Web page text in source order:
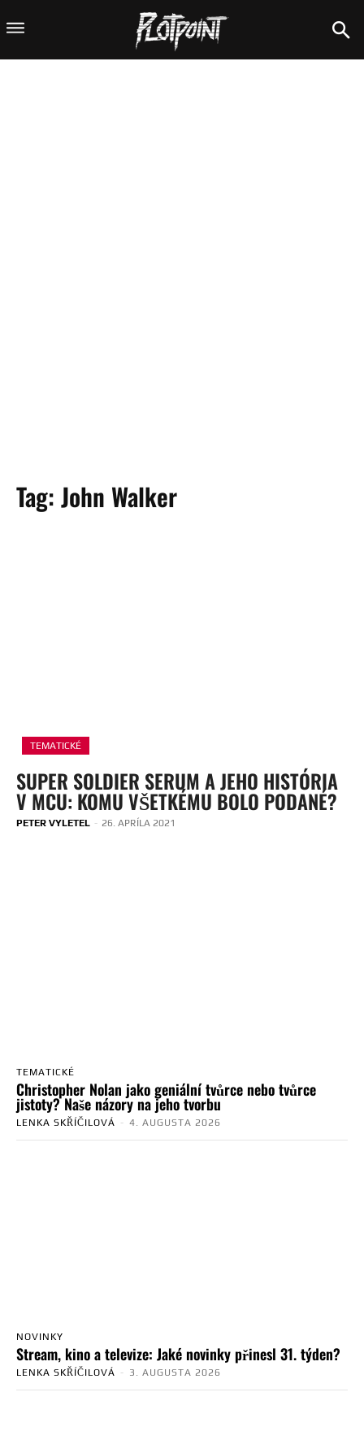
Tag: John Walker
TEMATICKÉ
SUPER SOLDIER SERUM A JEHO HISTÓRIA
V MCU: KOMU VŠETKÉMU BOLO PODANÉ?
PETER VYLETEL - 26. APRÍLA 2021
TEMATICKÉ
Christopher Nolan jako geniální tvůrce nebo tvůrce
jistoty? Naše názory na jeho tvorbu
LENKA SKŘÍČILOVÁ - 4. AUGUSTA 2026
NOVINKY
Stream, kino a televize: Jaké novinky přinesl 31. týden?
LENKA SKŘÍČILOVÁ - 3. AUGUSTA 2026